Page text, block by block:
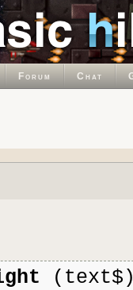
Forum Chat